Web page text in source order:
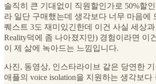
솔직히 큰 기대없이 직원할인가로 50%할
라 일단 구매했는데 생각보다 너무 마음에
퀘스트 3도 재미있긴한데 이건 사실 세상
Reality덕에 좀 나아졌지만) 경험이라면 이
이 제 삶에 녹아드는 느낌입니다.
사진, 동영상, 인스타라이브 같은 당연한
애플의 voice isolation을 지원하는 생각보다